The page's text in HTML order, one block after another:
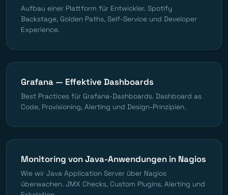
Aufbau einer Plattform für Entwickler. Spotify
Backstage, Golden Paths, Self-Service und Developer
Experience.
Grafana — Effektive Dashboards
Best Practices für Grafana-Dashboards. Dashboard as
Code, Provisioning, Alerting und Design-Prinzipien.
Monitoring von Java-Anwendungen in Nagios
Wie wir Java Application Server über Nagios
überwachen. JMX Checks, Custom Plugins, Alerting und